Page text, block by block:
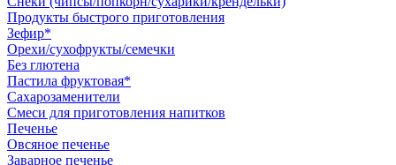
Продукты быстрого приготовления
Зефир*
Орехи/сухофрукты/семечки
Без глютена
Пастила фруктовая*
Сахарозаменители
Смеси для приготовления напитков
Печенье
Овсяное печенье
Заварное печенье